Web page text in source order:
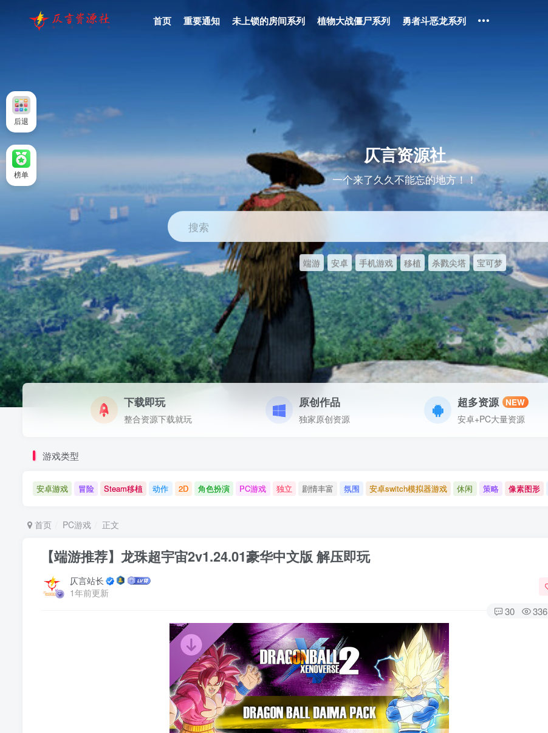
首页 重要通知 未上锁的房间系列 植物大战僵尸系列 勇者斗恶龙系列
仄言资源社
一个来了久久不能忘的地方！！
搜索
端游 安卓 手机游戏 移植 杀戮尖塔 宝可梦
下载即玩
整合资源下载就玩
原创作品
独家原创资源
超多资源 NEW
安卓+PC大量资源
游戏类型
安卓游戏 冒险 Steam移植 动作 2D 角色扮演 PC游戏 独立 剧情丰富 氛围 安卓switch模拟器游戏 休闲 策略 像素图形
首页 PC游戏 正文
【端游推荐】龙珠超宇宙2v1.24.01豪华中文版 解压即玩
仄言站长
1年前更新
30 336
后退
榜单